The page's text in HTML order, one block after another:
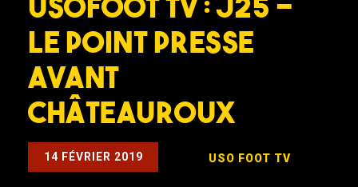
Le point presse
avant
Châteauroux
14 FÉVRIER 2019 USO FOOT TV